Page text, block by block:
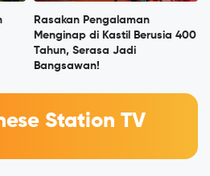
Rasakan Pengalaman
Menginap di Kastil Berusia 400
Tahun, Serasa Jadi
Bangsawan!
Station TV